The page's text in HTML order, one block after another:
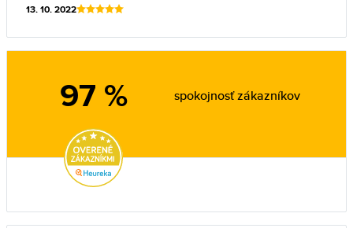
13. 10. 2022
97 % spokojnosť zákazníkov